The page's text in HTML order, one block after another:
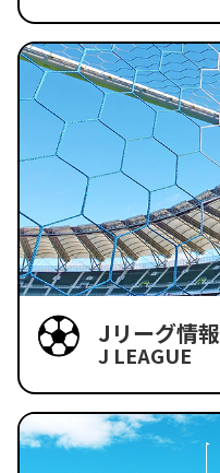
Jリーグ情報
J LEAGUE